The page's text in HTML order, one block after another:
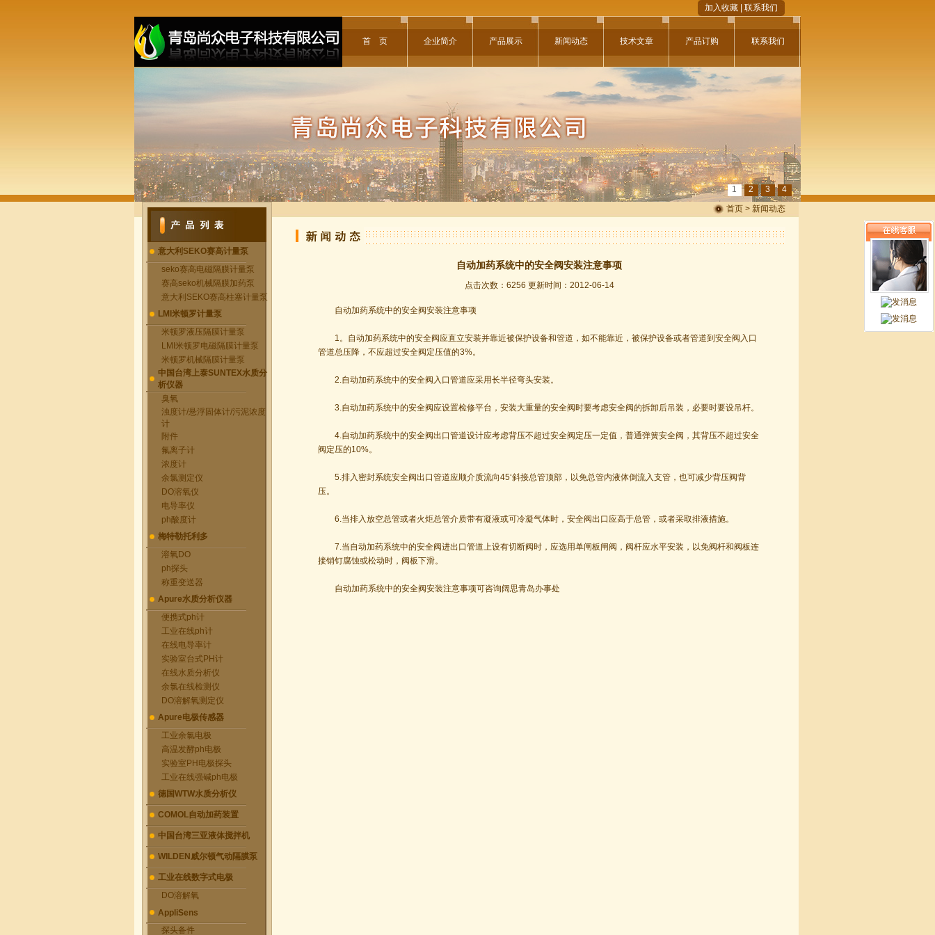
加入收藏 联系我们
首 页 企业简介 产品展示 新闻动态 技术文章 产品订购 联系我们
1 2 3 4
意大利SEKO赛高计量泵
seko赛高电磁隔膜计量泵
赛高seko机械隔膜加药泵
意大利SEKO赛高柱塞计量泵
LMI米顿罗计量泵
米顿罗液压隔膜计量泵
LMI米顿罗电磁隔膜计量泵
米顿罗机械隔膜计量泵
中国台湾上泰SUNTEX水质分
析仪器
臭氧
浊度计/悬浮固体计/污泥浓度
计
附件
氟离子计
浓度计
余氯测定仪
DO溶氧仪
电导率仪
ph酸度计
梅特勒托利多
溶氧DO
ph探头
称重变送器
Apure水质分析仪器
便携式ph计
工业在线ph计
在线电导率计
实验室台式PH计
在线水质分析仪
余氯在线检测仪
DO溶解氧测定仪
Apure电极传感器
工业余氯电极
高温发酵ph电极
实验室PH电极探头
工业在线强碱ph电极
德国WTW水质分析仪
COMOL自动加药装置
中国台湾三亚液体搅拌机
WILDEN威尔顿气动隔膜泵
工业在线数字式电极
DO溶解氧
AppliSens
探头备件
首页 > 新闻动态
自动加药系统中的安全阀安装注意事项
点击次数：6256 更新时间：2012-06-14
自动加药系统中的安全阀安装注意事项
1。自动加药系统中的安全阀应直立安装并靠近被保护设备和管道，如不能靠近，被保护设备或者管道到安全阀入口
管道总压降，不应超过安全阀定压值的3%。
2.自动加药系统中的安全阀入口管道应采用长半径弯头安装。
3.自动加药系统中的安全阀应设置检修平台，安装大重量的安全阀时要考虑安全阀的拆卸后吊装，必要时要设吊杆。
4.自动加药系统中的安全阀出口管道设计应考虑背压不超过安全阀定压一定值，普通弹簧安全阀，其背压不超过安全
阀定压的10%。
5.排入密封系统安全阀出口管道应顺介质流向45‘斜接总管顶部，以免总管内液体倒流入支管，也可减少背压阀背
压。
6.当排入放空总管或者火炬总管介质带有凝液或可冷凝气体时，安全阀出口应高于总管，或者采取排液措施。
7.当自动加药系统中的安全阀进出口管道上设有切断阀时，应选用单闸板闸阀，阀杆应水平安装，以免阀杆和阀板连
接销钉腐蚀或松动时，阀板下滑。
自动加药系统中的安全阀安装注意事项可咨询阔思青岛办事处